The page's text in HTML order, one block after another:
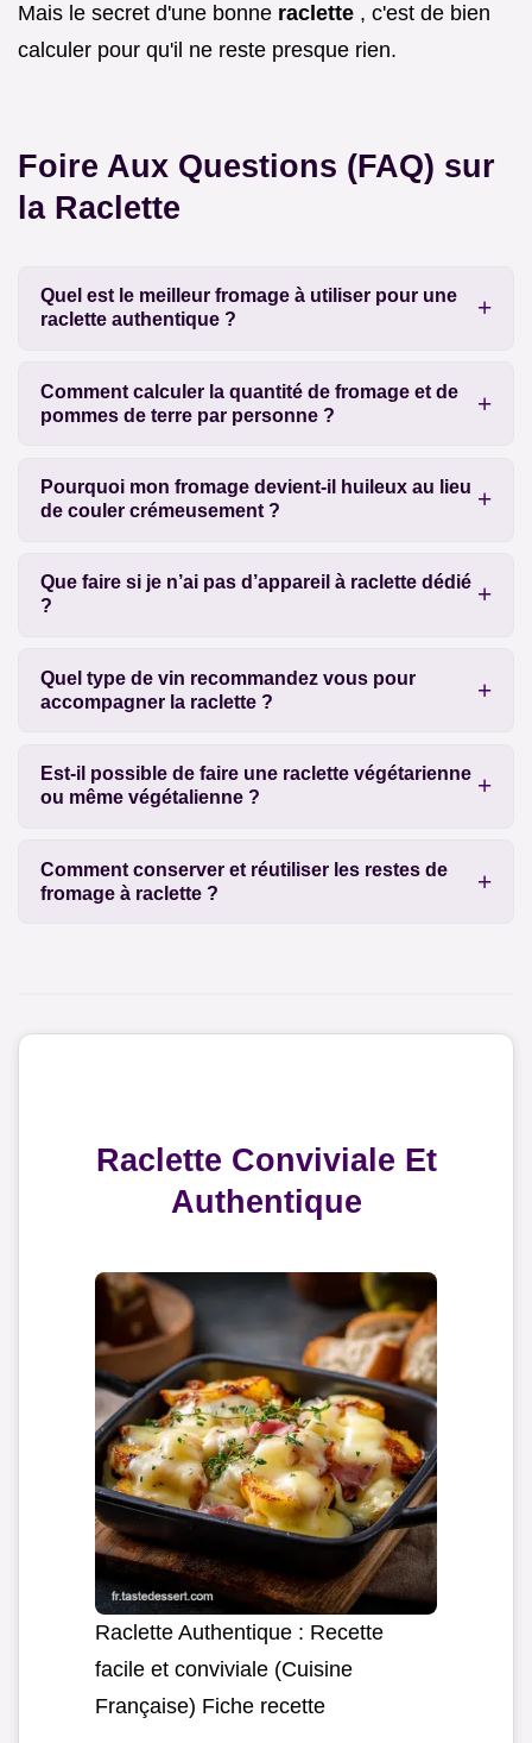
Mais le secret d'une bonne raclette , c'est de bien
calculer pour qu'il ne reste presque rien.
Foire Aux Questions (FAQ) sur
la Raclette
Quel est le meilleur fromage à utiliser pour une
raclette authentique ?
Comment calculer la quantité de fromage et de
pommes de terre par personne ?
Pourquoi mon fromage devient-il huileux au lieu
de couler crémeusement ?
Que faire si je n’ai pas d’appareil à raclette dédié
?
Quel type de vin recommandez vous pour
accompagner la raclette ?
Est-il possible de faire une raclette végétarienne
ou même végétalienne ?
Comment conserver et réutiliser les restes de
fromage à raclette ?
Raclette Conviviale Et
Authentique
Raclette Authentique : Recette
facile et conviviale (Cuisine
Française) Fiche recette